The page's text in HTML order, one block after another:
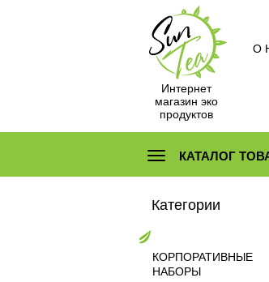
Интернет
магазин эко
продуктов
О
КАТАЛОГ
Категории
КОРПОРАТИВНЫЕ
НАБОРЫ